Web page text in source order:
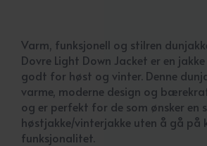
Varm, funksjonell og stilren
Dovre Light Down Jacket er en
godt for høst og vinter. Denne
varme, moderne design og
og er perfekt for de som ønsker en
høstjakke/vinterjakke uten å gå på
funksjonalitet.